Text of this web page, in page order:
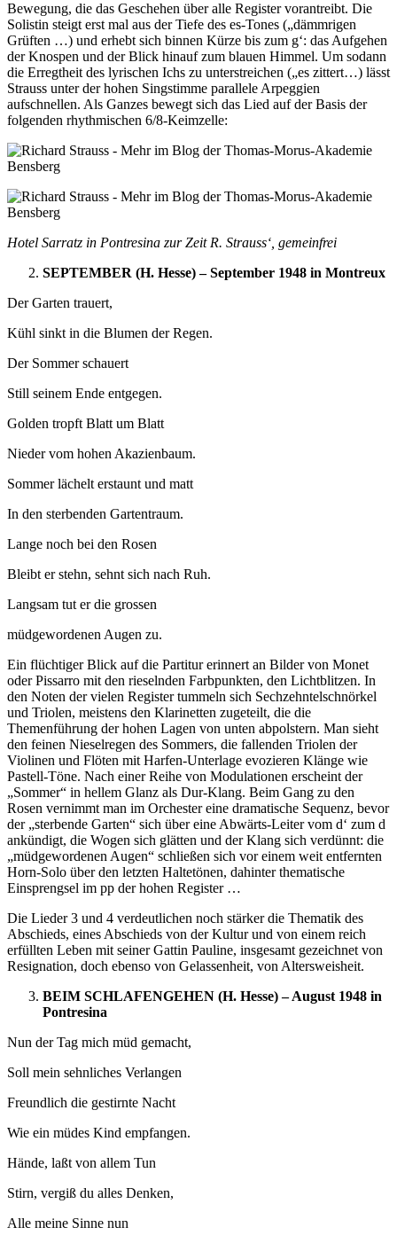
Bewegung, die das Geschehen über alle Register vorantreibt. Die
Solistin steigt erst mal aus der Tiefe des es-Tones („dämmrigen
Grüften …) und erhebt sich binnen Kürze bis zum g‘: das Aufgehen
der Knospen und der Blick hinauf zum blauen Himmel. Um sodann
die Erregtheit des lyrischen Ichs zu unterstreichen („es zittert…) lässt
Strauss unter der hohen Singstimme parallele Arpeggien
aufschnellen. Als Ganzes bewegt sich das Lied auf der Basis der
folgenden rhythmischen 6/8-Keimzelle:
Hotel Sarratz in Pontresina zur Zeit R. Strauss‘, gemeinfrei
SEPTEMBER (H. Hesse) – September 1948 in Montreux
Der Garten trauert,
Kühl sinkt in die Blumen der Regen.
Der Sommer schauert
Still seinem Ende entgegen.
Golden tropft Blatt um Blatt
Nieder vom hohen Akazienbaum.
Sommer lächelt erstaunt und matt
In den sterbenden Gartentraum.
Lange noch bei den Rosen
Bleibt er stehn, sehnt sich nach Ruh.
Langsam tut er die grossen
müdgewordenen Augen zu.
Ein flüchtiger Blick auf die Partitur erinnert an Bilder von Monet
oder Pissarro mit den rieselnden Farbpunkten, den Lichtblitzen. In
den Noten der vielen Register tummeln sich Sechzehntelschnörkel
und Triolen, meistens den Klarinetten zugeteilt, die die
Themenführung der hohen Lagen von unten abpolstern. Man sieht
den feinen Nieselregen des Sommers, die fallenden Triolen der
Violinen und Flöten mit Harfen-Unterlage evozieren Klänge wie
Pastell-Töne. Nach einer Reihe von Modulationen erscheint der
„Sommer“ in hellem Glanz als Dur-Klang. Beim Gang zu den
Rosen vernimmt man im Orchester eine dramatische Sequenz, bevor
der „sterbende Garten“ sich über eine Abwärts-Leiter vom d‘ zum d
ankündigt, die Wogen sich glätten und der Klang sich verdünnt: die
„müdgewordenen Augen“ schließen sich vor einem weit entfernten
Horn-Solo über den letzten Haltetönen, dahinter thematische
Einsprengsel im pp der hohen Register …
Die Lieder 3 und 4 verdeutlichen noch stärker die Thematik des
Abschieds, eines Abschieds von der Kultur und von einem reich
erfüllten Leben mit seiner Gattin Pauline, insgesamt gezeichnet von
Resignation, doch ebenso von Gelassenheit, von Altersweisheit.
BEIM SCHLAFENGEHEN (H. Hesse) – August 1948 in
Pontresina
Nun der Tag mich müd gemacht,
Soll mein sehnliches Verlangen
Freundlich die gestirnte Nacht
Wie ein müdes Kind empfangen.
Hände, laßt von allem Tun
Stirn, vergiß du alles Denken,
Alle meine Sinne nun